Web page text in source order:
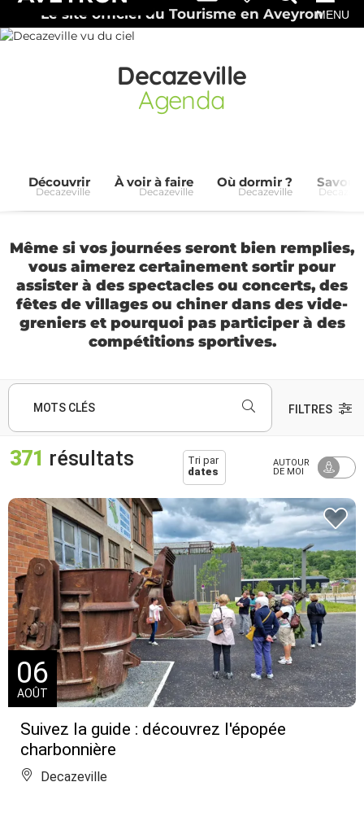
Le site officiel du Tourisme en AveyronMENU
Decazeville
Agenda
Découvrir
Decazeville
À voir à faire
Decazeville
Où dormir ?
Decazeville
Même si vos journées seront bien remplies,
vous aimerez certainement sortir pour
assister à des spectacles ou concerts, des
fêtes de villages ou chiner dans des vide-
greniers et pourquoi pas participer à des
compétitions sportives.
MOTS CLÉS FILTRES
371 résultats
Tri par
dates
AUTOUR
DE MOI
Suivez la guide : découvrez l'épopée
charbonnière
06
AOÛT
Decazeville